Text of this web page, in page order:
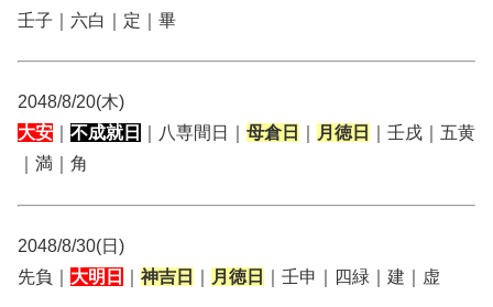
壬子｜六白｜定｜畢
2048/8/20(木)
大安
不成就日 ｜八専間日｜ 母倉日 月徳日
｜壬戌｜五黄
｜満｜角
2048/8/30(日)
先負｜ 大明日 神吉日 月徳日 ｜壬申｜四緑｜建｜虚